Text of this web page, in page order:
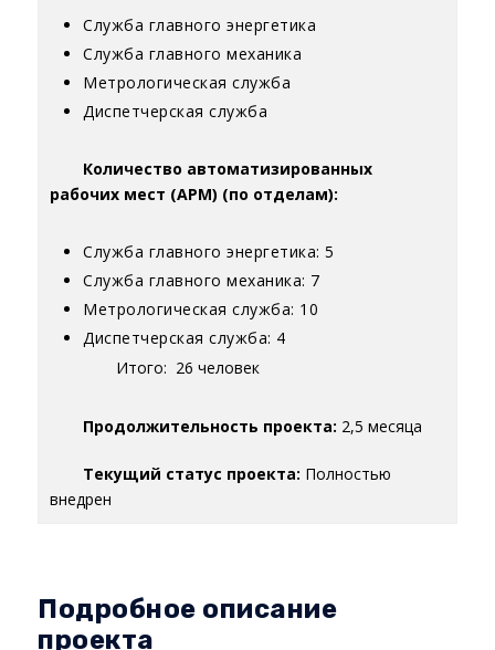
Служба главного энергетика
Служба главного механика
Метрологическая служба
Диспетчерская служба
Количество автоматизированных
рабочих мест (АРМ) (по отделам):
Служба главного энергетика: 5
Служба главного механика: 7
Метрологическая служба: 10
Диспетчерская служба: 4
Итого: 26 человек
Продолжительность проекта: 2,5 месяца
Текущий статус проекта: Полностью
внедрен
Подробное описание
проекта